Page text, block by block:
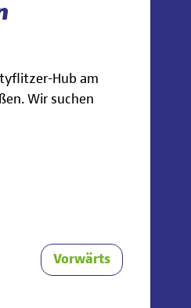
Hub am
Wir suchen
Vorwärts